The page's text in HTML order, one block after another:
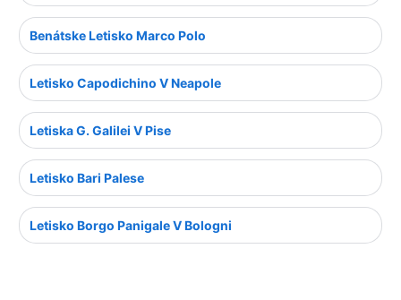
Benátske Letisko Marco Polo
Letisko Capodichino V Neapole
Letiska G. Galilei V Pise
Letisko Bari Palese
Letisko Borgo Panigale V Bologni